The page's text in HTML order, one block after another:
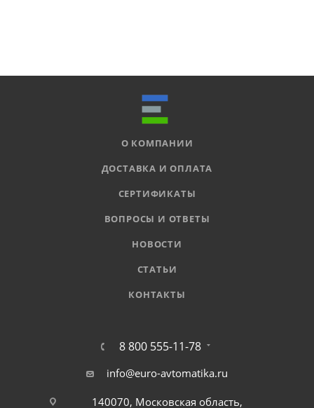
О КОМПАНИИ
ДОСТАВКА И ОПЛАТА
СЕРТИФИКАТЫ
ВОПРОСЫ И ОТВЕТЫ
НОВОСТИ
СТАТЬИ
КОНТАКТЫ
8 800 555-11-78
info@euro-avtomatika.ru
140070, Московская область,